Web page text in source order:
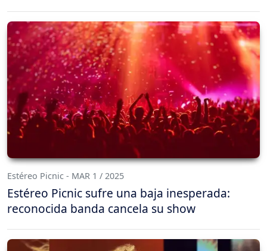
Estéreo Picnic - MAR 1 / 2025
Estéreo Picnic sufre una baja inesperada:
reconocida banda cancela su show